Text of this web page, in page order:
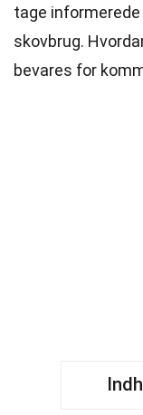
tage
skovbrug.
bevares for